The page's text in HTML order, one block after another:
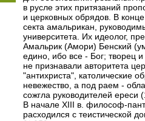
в русле этих притязаний
и церковных обрядов. В
секта амальрикан,
университета. Их идеолог,
Амальрик (Амори) Бенский
едино, ибо все - Бог; творец
не признавали авторитета
"антихриста", католические
невежество, а под раем -
сожгла руководителей ереси
В начале XIII в. философ-
расходился с теистической